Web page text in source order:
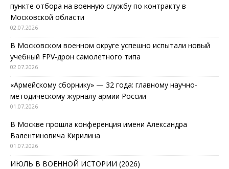
пункте отбора на военную службу по контракту в
Московской области
02.07.2026
В Московском военном округе успешно испытали новый
учебный FPV-дрон самолетного типа
02.07.2026
«Армейскому сборнику» — 32 года: главному научно-
методическому журналу армии России
01.07.2026
В Москве прошла конференция имени Александра
Валентиновича Кирилина
01.07.2026
ИЮЛЬ В ВОЕННОЙ ИСТОРИИ (2026)